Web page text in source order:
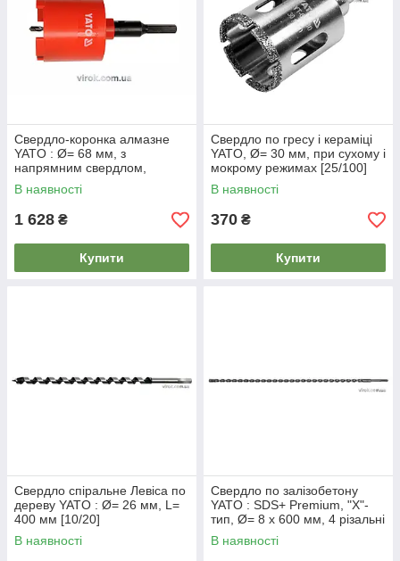
Свердло-коронка алмазне
YATO : Ø= 68 мм, з
напрямним свердлом,
шестигранний хвостовик [24]
В наявності
1 628 ₴
Купити
Свердло по гресу і кераміці
YATO, Ø= 30 мм, при сухому і
мокрому режимах [25/100]
В наявності
370 ₴
Купити
Свердло спіральне Левіса по
дереву YATO : Ø= 26 мм, L=
400 мм [10/20]
В наявності
Свердло по залізобетону
YATO : SDS+ Premium, "Х"-
тип, Ø= 8 х 600 мм, 4 різальні
пруги [20/80]
В наявності